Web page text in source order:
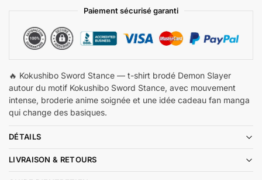
Paiement sécurisé garanti
🔥 Kokushibo Sword Stance — t-shirt brodé Demon Slayer
autour du motif Kokushibo Sword Stance, avec mouvement
intense, broderie anime soignée et une idée cadeau fan manga
qui change des basiques.
DÉTAILS
LIVRAISON & RETOURS